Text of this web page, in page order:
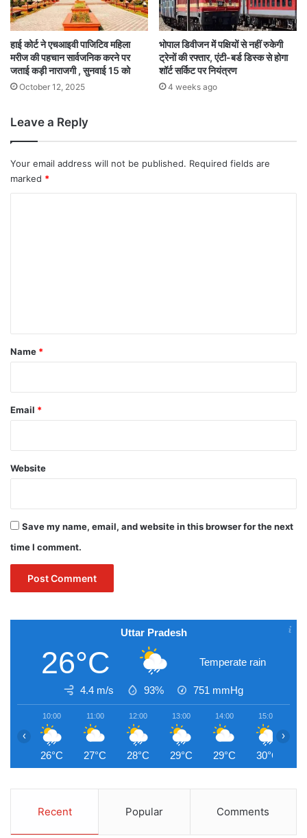
हाई कोर्ट ने एचआइवी पाजिटिव महिला
मरीज की पहचान सार्वजनिक करने पर
जताई कड़ी नाराजगी , सुनवाई 15 को
October 12, 2025
भोपाल डिवीजन में पक्षियों से नहीं रुकेगी
ट्रेनों की रफ्तार, एंटी-बर्ड डिस्क से होगा
शॉर्ट सर्किट पर नियंत्रण
4 weeks ago
Leave a Reply
Your email address will not be published. Required fields are
marked *
*
Name *
Email *
Website
Save my name, email, and website in this browser for the next
time I comment.
Uttar Pradesh
26°C Temperate rain
4.4 m/s 93% 751 mmHg
10:00
26°C
11:00
27°C
12:00
28°C
13:00
29°C
14:00
29°C
15:00
30°C
‹ ›
Recent Popular Comments